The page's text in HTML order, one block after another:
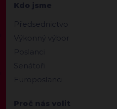
Kdo jsme
Předsednictvo
Výkonný výbor
Poslanci
Senátoři
Europoslanci
Proč nás volit